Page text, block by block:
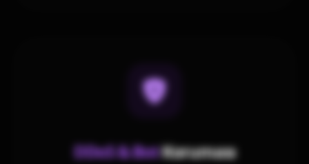
DDoS & BotKoruması